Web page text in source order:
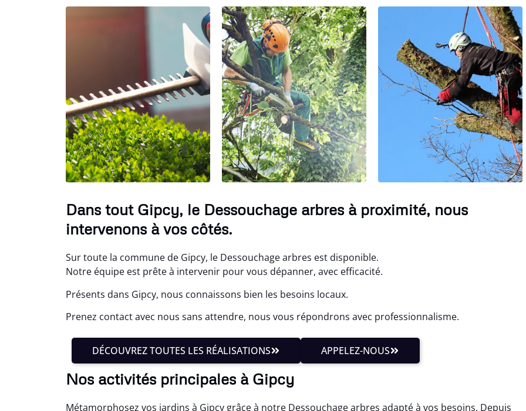
Dans tout Gipcy, le Dessouchage arbres à proximité, nous
intervenons à vos côtés.
Sur toute la commune de Gipcy, le Dessouchage arbres est disponible.
Notre équipe est prête à intervenir pour vous dépanner, avec efficacité.
Présents dans Gipcy, nous connaissons bien les besoins locaux.
Prenez contact avec nous sans attendre, nous vous répondrons avec professionnalisme.
DÉCOUVREZ TOUTES LES RÉALISATIONS APPELEZ-NOUS
Nos activités principales à Gipcy
Métamorphosez vos jardins à Gipcy grâce à notre Dessouchage arbres adapté à vos besoins. Depuis